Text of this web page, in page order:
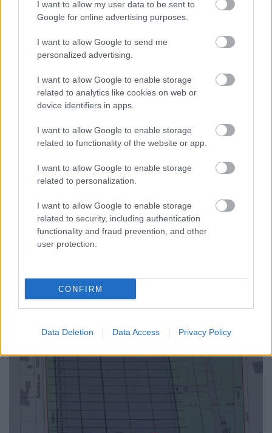
I want to allow my user data to be sent to
Google for online advertising purposes.
I want to allow Google to send me
personalized advertising.
I want to allow Google to enable storage
related to analytics like cookies on web or
device identifiers in apps.
I want to allow Google to enable storage
related to functionality of the website or app.
I want to allow Google to enable storage
related to personalization.
I want to allow Google to enable storage
related to security, including authentication
functionality and fraud prevention, and other
user protection.
CONFIRM
Data Deletion Data Access Privacy Policy
VBK 20 - Újraindító találkozó
2025. március 22.
2025. június 21-én szombaton SZOBon egy boldog
embertoronySZOBájában.
Éjszakai toronyszállás ajánlott, ...
Műemlék lett a tököli víztorony
2024. augusztus 21.
Pontosabban 2024. augusztus 23-tól. Ez
víztornyot meg lebontották.